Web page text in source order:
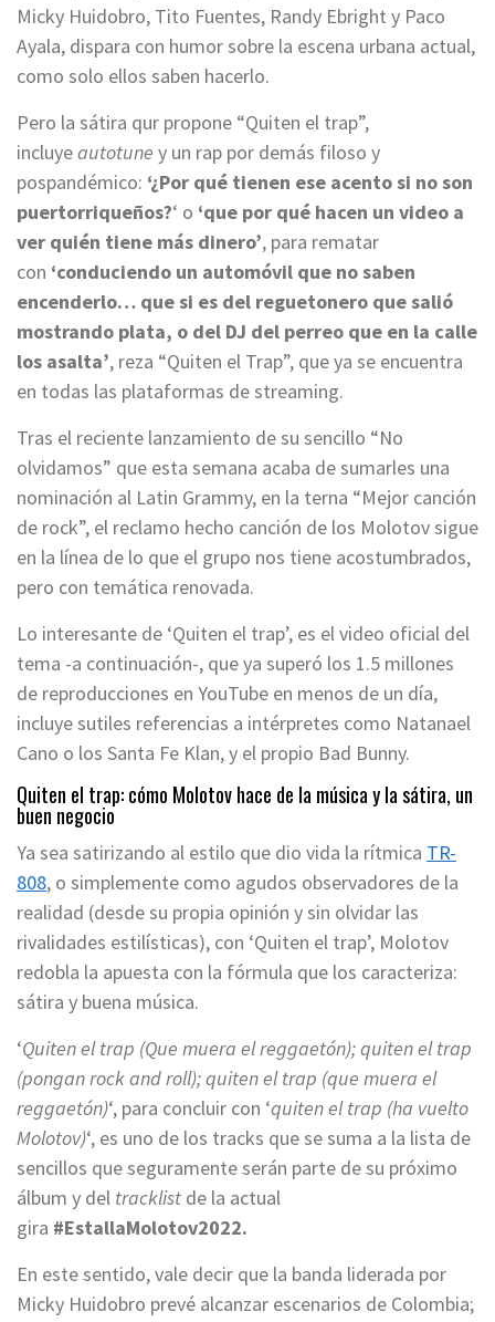
Micky Huidobro, Tito Fuentes, Randy Ebright y Paco
Ayala, dispara con humor sobre la escena urbana actual,
como solo ellos saben hacerlo.
Pero la sátira qur propone “Quiten el trap”,
incluyeautotune y un rap por demás filoso y
pospandémico: ‘¿Por qué tienen ese acento si no son
puertorriqueños?‘ o ‘que por qué hacen un video a
ver quién tiene más dinero’, para rematar
con ‘conduciendo un automóvil que no saben
encenderlo… que si es del reguetonero que salió
mostrando plata, o del DJ del perreo que en la calle
los asalta’, reza “Quiten el Trap”, que ya se encuentra
en todas las plataformas de streaming.
Tras el reciente lanzamiento de su sencillo “No
olvidamos” que esta semana acaba de sumarles una
nominación al Latin Grammy, en la terna “Mejor canción
de rock”, el reclamo hecho canción de los Molotov sigue
en la línea de lo que el grupo nos tiene acostumbrados,
pero con temática renovada.
Lo interesante de ‘Quiten el trap’, es el video oficial del
tema -a continuación-, que ya superó los 1.5 millones
de reproducciones en YouTube en menos de un día,
incluye sutiles referencias a intérpretes como Natanael
Cano o los Santa Fe Klan, y el propio Bad Bunny.
Quiten el trap: cómo Molotov hace de la música y la sátira, un
buen negocio
Ya sea satirizando al estilo que dio vida la rítmica TR-
808, o simplemente como agudos observadores de la
realidad (desde su propia opinión y sin olvidar las
rivalidades estilísticas), con ‘Quiten el trap’, Molotov
redobla la apuesta con la fórmula que los caracteriza:
sátira y buena música.
‘Quiten el trap (Que muera el reggaetón); quiten el trap
(pongan rock and roll); quiten el trap (que muera el
reggaetón)‘, para concluir con ‘quiten el trap (ha vuelto
Molotov)‘, es uno de los tracks que se suma a la lista de
sencillos que seguramente serán parte de su próximo
álbum y del tracklist de la actual
gira #EstallaMolotov2022.
En este sentido, vale decir que la banda liderada por
Micky Huidobro prevé alcanzar escenarios de Colombia;